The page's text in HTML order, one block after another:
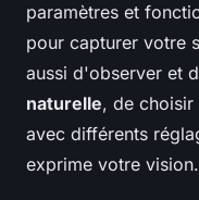
paramètres et
pour capturer votre
aussi d'observer et
naturelle, de
avec différents
exprime votre vision.